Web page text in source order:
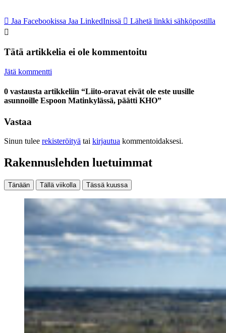
Jaa Facebookissa Jaa LinkedInissä Lähetä linkki sähköpostilla
Tätä artikkelia ei ole kommentoitu
Jätä kommentti
0 vastausta artikkeliin “Liito-oravat eivät ole este uusille
asunnoille Espoon Matinkylässä, päätti KHO”
Vastaa
Sinun tulee rekisteröityä tai kirjautua kommentoidaksesi.
Rakennuslehden luetuimmat
Tänään Tällä viikolla Tässä kuussa